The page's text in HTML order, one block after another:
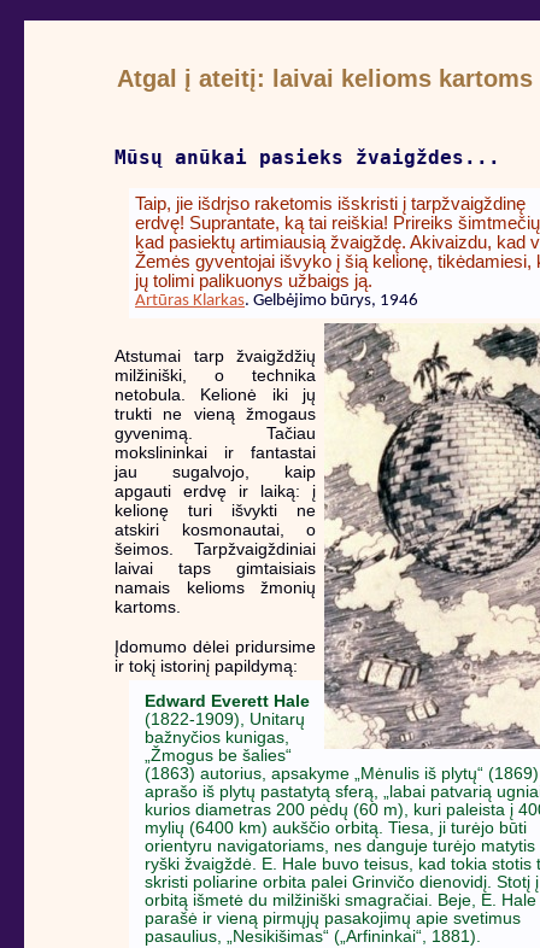
Atgal į ateitį: laivai kelioms kartoms
Mūsų anūkai pasieks žvaigždes...
Taip, jie išdrįso raketomis išskristi į tarpžvaigždinę
erdvę! Suprantate, ką tai reiškia! Prireiks
kad pasiektų artimiausią žvaigždę. Akivaizdu, kad
Žemės gyventojai išvyko į šią kelionę, tikėdamiesi,
jų tolimi palikuonys užbaigs ją.
Artūras Klarkas. Gelbėjimo būrys, 1946
Atstumai tarp žvaigždžių
milžiniški, o technika
netobula. Kelionė iki jų
trukti ne vieną žmogaus
gyvenimą. Tačiau
mokslininkai ir fantastai
jau sugalvojo, kaip
apgauti erdvę ir laiką: į
kelionę turi išvykti ne
atskiri kosmonautai, o
šeimos. Tarpžvaigždiniai
laivai taps gimtaisiais
namais kelioms žmonių
kartoms.
Įdomumo dėlei pridursime
ir tokį istorinį papildymą:
Edward Everett Hale
(1822-1909), Unitarų
bažnyčios kunigas,
„Žmogus be šalies“
(1863) autorius, apsakyme „Mėnulis iš plytų“ (1869)
aprašo iš plytų pastatytą sferą, „labai patvarią
kurios diametras 200 pėdų (60 m), kuri paleista į
mylių (6400 km) aukščio orbitą. Tiesa, ji turėjo būti
orientyru navigatoriams, nes danguje turėjo matytis
ryški žvaigždė. E. Hale buvo teisus, kad tokia stotis
skristi poliarine orbita palei Grinvičo dienovidį. Stotį į
orbitą išmetė du milžiniški smagračiai. Beje, E. Hale
parašė ir vieną pirmųjų pasakojimų apie svetimus
pasaulius, „Nesikišimas“ („Arfininkai“, 1881).